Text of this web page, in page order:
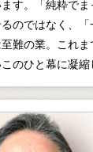
す。「純粋で
のではなく、
難の業。これ
のひと幕に凝縮